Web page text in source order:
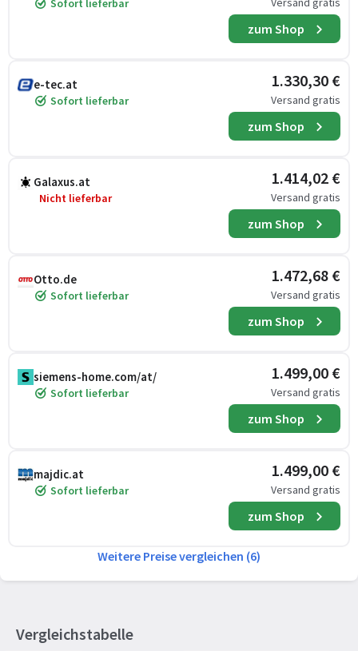
Sofort lieferbar
zum Shop
e-tec.at
Sofort lieferbar
1.330,30 €
Versand gratis
zum Shop
Galaxus.at
Nicht lieferbar
1.414,02 €
Versand gratis
zum Shop
Otto.de
Sofort lieferbar
1.472,68 €
Versand gratis
zum Shop
siemens-home.com/at/
Sofort lieferbar
1.499,00 €
Versand gratis
zum Shop
majdic.at
Sofort lieferbar
1.499,00 €
Versand gratis
zum Shop
Weitere Preise vergleichen (6)
Vergleichstabelle